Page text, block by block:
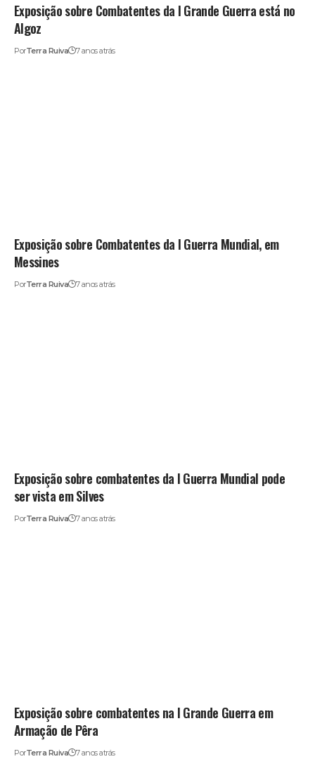
Exposição sobre Combatentes da I Grande Guerra está no
Algoz
PorTerra Ruiva 7 anos atrás
Exposição sobre Combatentes da I Guerra Mundial, em
Messines
PorTerra Ruiva 7 anos atrás
Exposição sobre combatentes da I Guerra Mundial pode
ser vista em Silves
PorTerra Ruiva 7 anos atrás
Exposição sobre combatentes na I Grande Guerra em
Armação de Pêra
PorTerra Ruiva 7 anos atrás